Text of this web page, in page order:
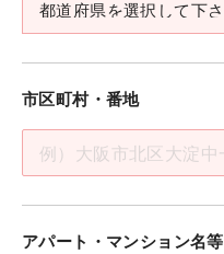
市区町村・番地
アパート・マンション名等